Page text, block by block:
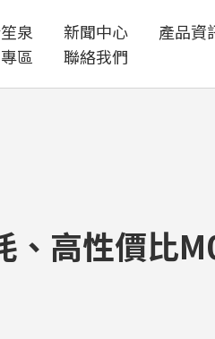
泉 新聞中心 產品資
區
聯絡我們
、高性價比